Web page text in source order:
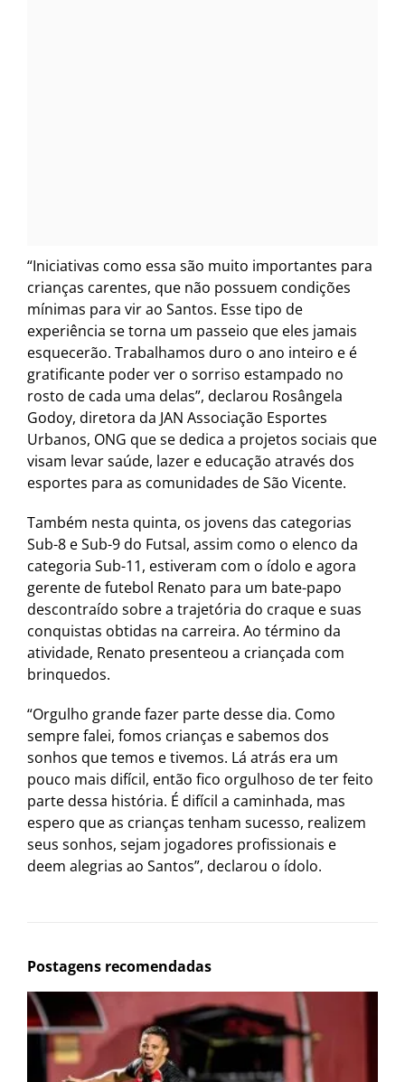
“Iniciativas como essa são muito importantes para
crianças carentes, que não possuem condições
mínimas para vir ao Santos. Esse tipo de
experiência se torna um passeio que eles jamais
esquecerão. Trabalhamos duro o ano inteiro e é
gratificante poder ver o sorriso estampado no
rosto de cada uma delas”, declarou Rosângela
Godoy, diretora da JAN Associação Esportes
Urbanos, ONG que se dedica a projetos sociais que
visam levar saúde, lazer e educação através dos
esportes para as comunidades de São Vicente.
Também nesta quinta, os jovens das categorias
Sub-8 e Sub-9 do Futsal, assim como o elenco da
categoria Sub-11, estiveram com o ídolo e agora
gerente de futebol Renato para um bate-papo
descontraído sobre a trajetória do craque e suas
conquistas obtidas na carreira. Ao término da
atividade, Renato presenteou a criançada com
brinquedos.
“Orgulho grande fazer parte desse dia. Como
sempre falei, fomos crianças e sabemos dos
sonhos que temos e tivemos. Lá atrás era um
pouco mais difícil, então fico orgulhoso de ter feito
parte dessa história. É difícil a caminhada, mas
espero que as crianças tenham sucesso, realizem
seus sonhos, sejam jogadores profissionais e
deem alegrias ao Santos”, declarou o ídolo.
Postagens recomendadas